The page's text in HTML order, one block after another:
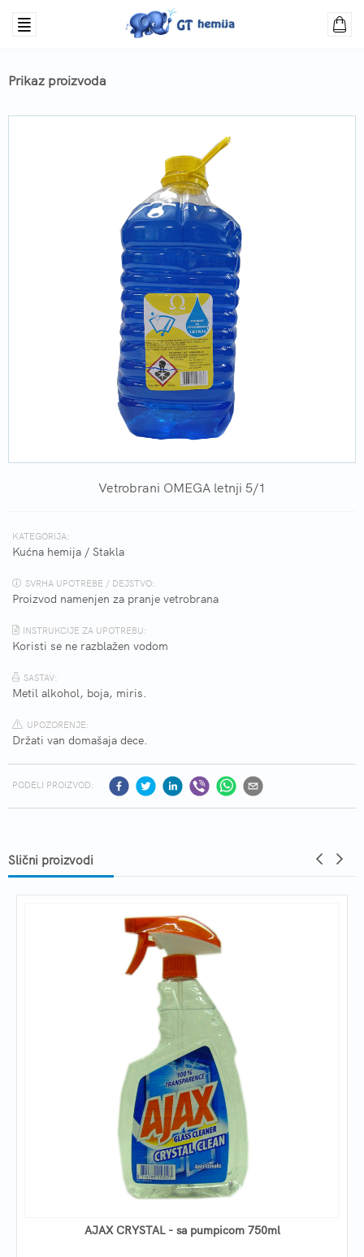
Prikaz proizvoda
Vetrobrani OMEGA letnji 5/1
KATEGORIJA:
Kućna hemija / Stakla
SVRHA UPOTREBE / DEJSTVO:
Proizvod namenjen za pranje vetrobrana
INSTRUKCIJE ZA UPOTREBU:
Koristi se ne razblažen vodom
SASTAV:
Metil alkohol, boja, miris.
UPOZORENJE:
Držati van domašaja dece.
PODELI PROIZVOD:
Slični proizvodi
AJAX CRYSTAL - sa pumpicom 750ml